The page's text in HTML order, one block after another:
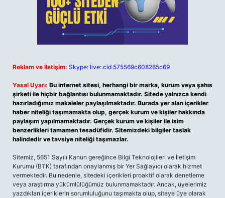
Reklam ve İletişim: Skype: live:.cid.575569c608265c69
Yasal Uyarı: Bu internet sitesi, herhangi bir marka, kurum veya şahıs
şirketi ile hiçbir bağlantısı bulunmamaktadır. Sitede yalnızca kendi
hazırladığımız makaleler paylaşılmaktadır. Burada yer alan içerikler
haber niteliği taşımamakta olup, gerçek kurum ve kişiler hakkında
paylaşım yapılmamaktadır. Gerçek kurum ve kişiler ile isim
benzerlikleri tamamen tesadüfidir. Sitemizdeki bilgiler taslak
halindedir ve tavsiye niteliği taşımazlar.
Sitemiz, 5651 Sayılı Kanun gereğince Bilgi Teknolojileri ve İletişim
Kurumu (BTK) tarafından onaylanmış bir Yer Sağlayıcı olarak hizmet
vermektedir. Bu nedenle, sitedeki içerikleri proaktif olarak denetleme
veya araştırma yükümlülüğümüz bulunmamaktadır. Ancak, üyelerimiz
yazdıkları içeriklerin sorumluluğunu taşımakta olup, siteye üye olarak